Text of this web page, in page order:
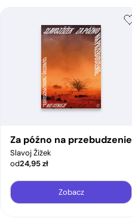
Za późno na przebudzenie
Slavoj Žižek
od24,95zł
Zobacz